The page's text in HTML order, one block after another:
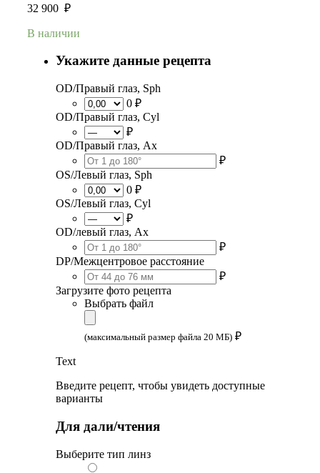
32 900 ₽
В наличии
Укажите данные рецепта
OD/Правый глаз, Sph
0 ₽
OD/Правый глаз, Cyl
₽
OD/Правый глаз, Ax
₽
OS/Левый глаз, Sph
0 ₽
OS/Левый глаз, Cyl
₽
OD/левый глаз, Ax
₽
DP/Межцентровое расстояние
₽
Загрузите фото рецепта
Выбрать файл
(максимальный размер файла 20 МБ) ₽
Text
Введите рецепт, чтобы увидеть доступные
варианты
Для дали/чтения
Выберите тип линз